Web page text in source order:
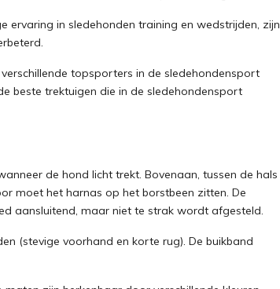
ervaring in sledehonden training en wedstrijden, zijn
topsporters in de sledehondensport
beste trektuigen die in de sledehondensport
de hond licht trekt. Bovenaan, tussen de hals
moet het harnas op het borstbeen zitten. De
aansluitend, maar niet te strak wordt afgesteld.
(stevige voorhand en korte rug). De buikband